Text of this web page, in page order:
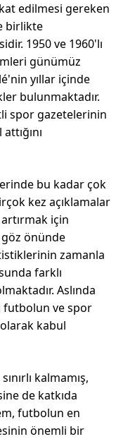
edilmesi gereken
birlikte
1950 ve 1960'lı
günümüz
yıllar içinde
bulunmaktadır.
spor gazetelerinin
bu kadar çok
kez açıklamalar
artırmak için
göz önünde
zamanla
farklı
Aslında
futbolun ve spor
kabul
kalmamış,
de katkıda
futbolun en
önemli bir